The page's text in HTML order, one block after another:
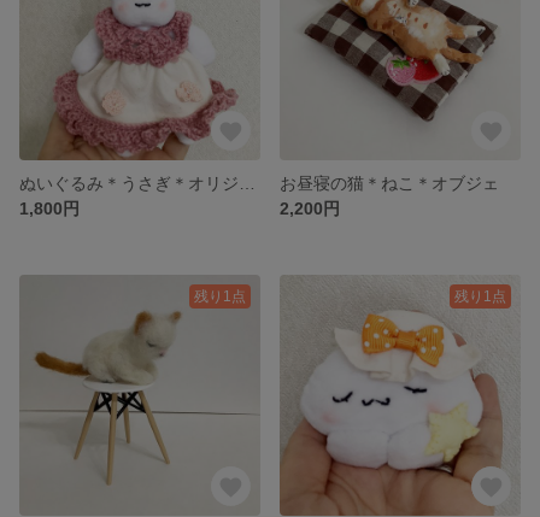
1,800円
お昼寝の猫＊ねこ＊オブジェ
2,200円
残り1点 残り1点